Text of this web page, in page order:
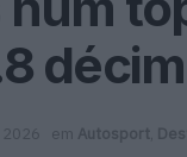
em Autosport